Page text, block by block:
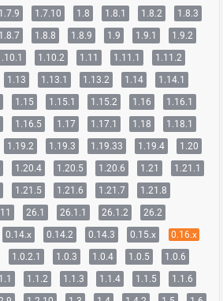
1.7.9 1.7.10 1.8 1.8.1 1.8.2
1.8.3
1.8.7 1.8.8 1.8.9 1.9 1.9.1
1.9.2
1.10.2 1.11 1.11.1
1.11.2
1.13 1.13.1 1.13.2 1.14
1.14.1
1.15 1.15.1 1.15.2 1.16
1.16.1
1.16.5 1.17 1.17.1 1.18
1.18.1
1.19.2 1.19.3 1.19.33 1.19.4
1.20
1.20.4 1.20.5 1.20.6 1.21
1.21.1
1.21.5 1.21.6 1.21.7
1.21.8
26.1 26.1.1 26.1.2 26.2
0.14.x 0.14.2 0.14.3 0.15.x
0.16.x
1.0.2.1 1.0.3 1.0.4 1.0.5
1.0.6
1.1.2 1.1.3 1.1.4 1.1.5
1.1.6